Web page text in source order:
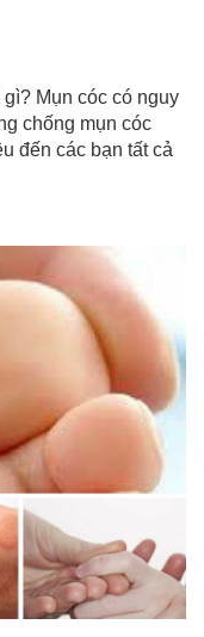
Mụn cóc có nguy
chống mụn cóc
đến các bạn tất cả